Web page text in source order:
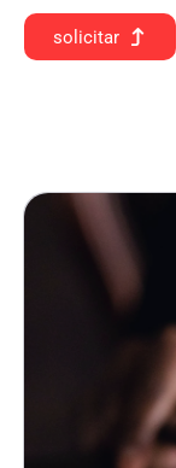
solicitar